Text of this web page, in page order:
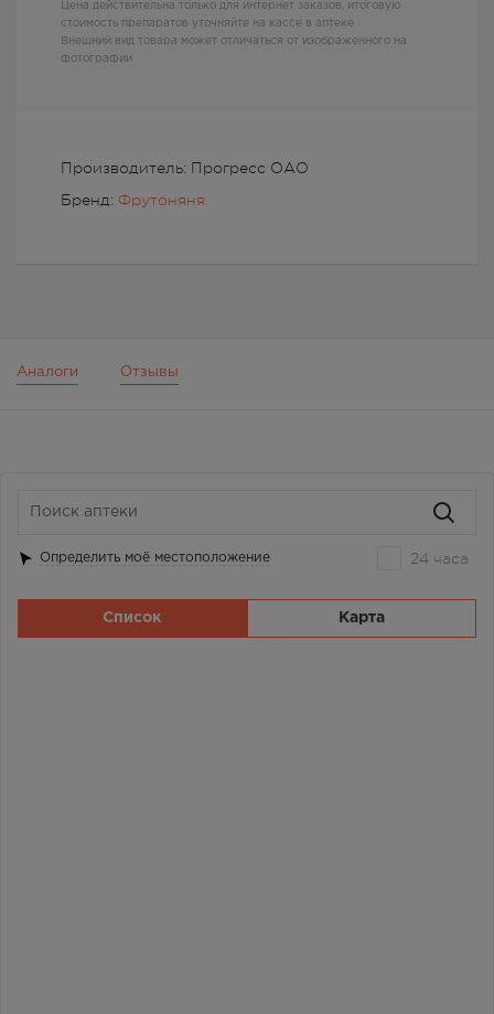
Производитель: Прогресс ОАО
Бренд: Фрутоняня
Цена действительна только для интернет заказов, итоговую
стоимость препаратов уточняйте на кассе в аптеке
Внешний вид товара может отличаться от изображенного на
фотографии
Аналоги Отзывы
Определить моё местоположение 24 часа
Список Карта